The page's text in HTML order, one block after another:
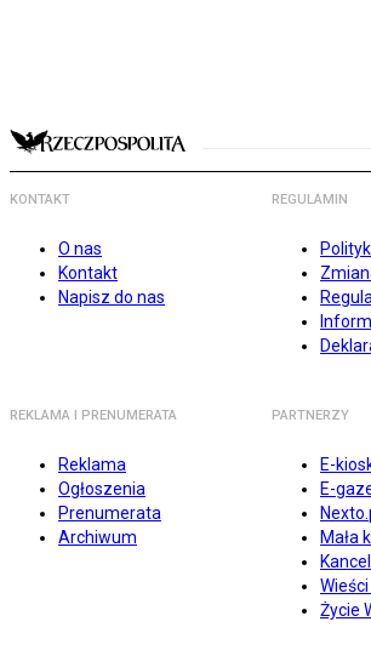
KONTAKT
O nas
Kontakt
Napisz do nas
REGULAMIN
REKLAMA I PRENUMERATA
Reklama
Ogłoszenia
Prenumerata
Archiwum
PARTNERZY
E-
E-
Mała
Życie